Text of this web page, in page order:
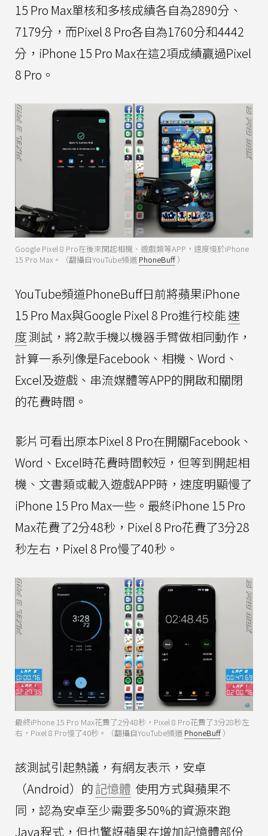
15 Pro Max單核和多核成績各自為2890分、
7179分，而Pixel 8 Pro各自為1760分和4442
分，iPhone 15 Pro Max在這2項成績贏過Pixel
8 Pro。
Google Pixel 8 Pro在後來開起相機、遊戲類等APP，速度慢於iPhone
15 Pro Max。（翻攝自YouTube頻道 PhoneBuff ）
YouTube頻道PhoneBuff日前將蘋果iPhone
15 Pro Max與Google Pixel 8 Pro進行校能速
度測試，將2款手機以機器手臂做相同動作，
計算一系列像是Facebook、相機、Word、
Excel及遊戲、串流媒體等APP的開啟和關閉
的花費時間。
影片可看出原本Pixel 8 Pro在開關Facebook、
Word、Excel時花費時間較短，但等到開起相
機、文書類或載入遊戲APP時，速度明顯慢了
iPhone 15 Pro Max一些。最終iPhone 15 Pro
Max花費了2分48秒，Pixel 8 Pro花費了3分28
秒左右，Pixel 8 Pro慢了40秒。
最終iPhone 15 Pro Max花費了2分48秒，Pixel 8 Pro花費了3分28秒左
右，Pixel 8 Pro慢了40秒。（翻攝自YouTube頻道 PhoneBuff ）
該測試引起熱議，有網友表示，安卓
（Android）的記憶體 使用方式與蘋果不
同，認為安卓至少需要多50%的資源來跑
Java程式，但也驚訝蘋果在增加記憶體部份